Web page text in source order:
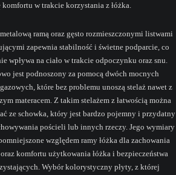
komfortu w trakcie korzystania z łóżka.
ramą oraz gęsto rozmieszczonymi listwami
zapewnia stabilność i świetne podparcie, co
wpływa na ciało w trakcie odpoczynku oraz snu.
jest podnoszony za pomocą dwóch mocnych
które bez problemu unoszą stelaż nawet z
materacem. Z takim stelażem z łatwością można
ze schowka, który jest bardzo pojemny i przydatny
pościeli lub innych rzeczy. Jego wymiary
względem ramy łóżka dla zachowania
komfortu użytkowania łóżka i bezpieczeństwa
Wybór kolorystyczny płyty, z której